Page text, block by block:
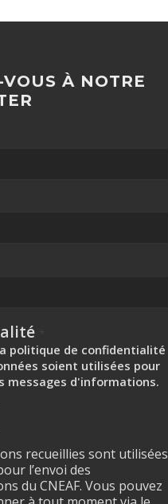
À NOTRE
politique de confidentialité
soient utilisées pour
messages d'informations.
recueillies sont utilisées
l’envoi des
du CNEAF. Vous pouvez